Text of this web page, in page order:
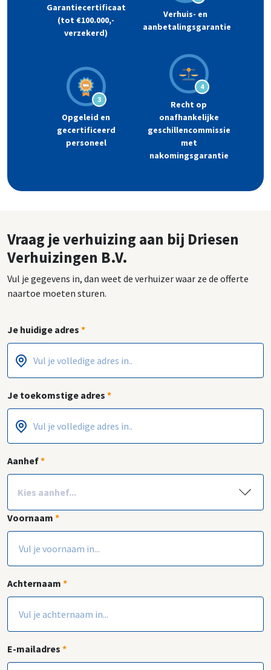
Garantiecertificaat
(tot €100.000,-
verzekerd)
Verhuis- en
aanbetalingsgarantie
3
Opgeleid en
gecertificeerd
personeel
4
Recht op
onafhankelijke
geschillencommissie
met
nakomingsgarantie
Vraag je verhuizing aan bij Driesen
Verhuizingen B.V.
Vul je gegevens in, dan weet de verhuizer waar ze de offerte
naartoe moeten sturen.
Je huidige adres *
Postcode*
Huisnummer*
Je toekomstige adres *
Postcode*
Huisnummer
Aanhef*
Voornaam *
Achternaam *
E-mailadres *